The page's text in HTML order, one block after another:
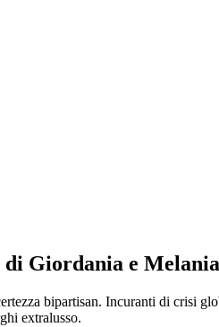
di Giordania e
bipartisan. Incuranti di crisi
extralusso.